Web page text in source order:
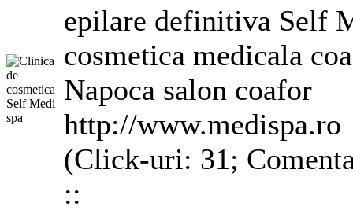
epilare definitiva Self
cosmetica medicala
Napoca salon coafor
http://www.medispa.ro
(Click-uri: 31;
::